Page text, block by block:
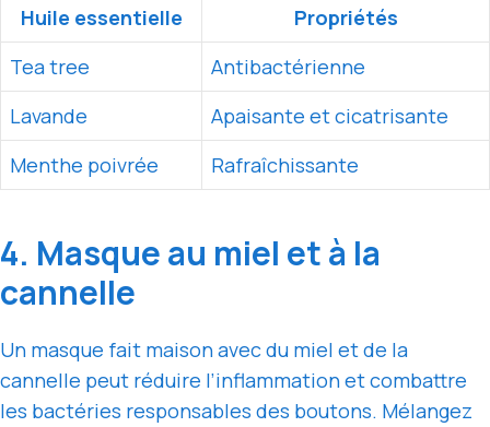
Huile essentielle
Propriétés
Tea tree
Antibactérienne
Lavande
Apaisante et cicatrisante
Menthe poivrée
Rafraîchissante
4. Masque au miel et à la
cannelle
Un masque fait maison avec du miel et de la
cannelle peut réduire l’inflammation et combattre
les bactéries responsables des boutons. Mélangez